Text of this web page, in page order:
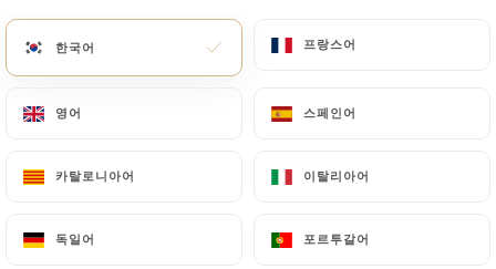
메뉴
한국어 프랑스어
영어 스페인어
카탈로니아어 이탈리아어
독일어 포르투갈어
연락처
한국어 프랑스어
영어 스페인어
카탈로니아어 이탈리아어
독일어 포르투갈어